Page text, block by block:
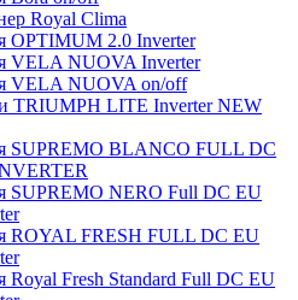
Royal Clima
OPTIMUM 2.0 Inverter
VELA NUOVA Inverter
VELA NUOVA on/off
TRIUMPH LITE Inverter NEW
SUPREMO BLANCO FULL DC
SUPREMO NERO Full DC EU
ROYAL FRESH FULL DC EU
Royal Fresh Standard Full DC EU